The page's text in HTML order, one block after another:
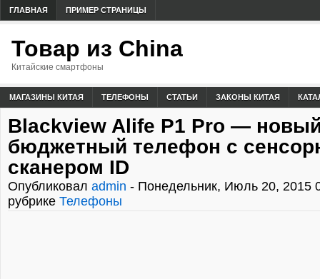
ГЛАВНАЯ ПРИМЕР СТРАНИЦЫ
Товар из China
Китайские смартфоны
МАГАЗИНЫ КИТАЯ ТЕЛЕФОНЫ СТАТЬИ ЗАКОНЫ КИТАЯ
Blackview Alife Р1 Pro —
бюджетный телефон с
сканером ID
Опубликовал admin - Понедельник, Июль 20, 2015
рубрике Телефоны